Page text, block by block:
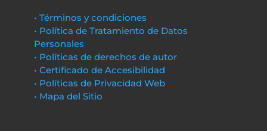
• Términos y condiciones
• Política de Tratamiento de Datos
Personales
• Políticas de derechos de autor
• Certificado de Accesibilidad
• Políticas de Privacidad Web
• Mapa del Sitio